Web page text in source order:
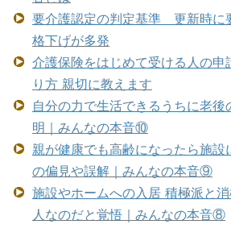
要介護認定の判定基準 更新時に
格下げが多発
介護保険をはじめて受ける人の
り方 親切に教えます
自分の力で生活できるうちに老後
明｜みんなの本音⑩
親が健康でも高齢になったら施
の偏見や誤解｜みんなの本音⑨
施設やホームへの入居 積極派と
人なのだと覚悟｜みんなの本音⑧